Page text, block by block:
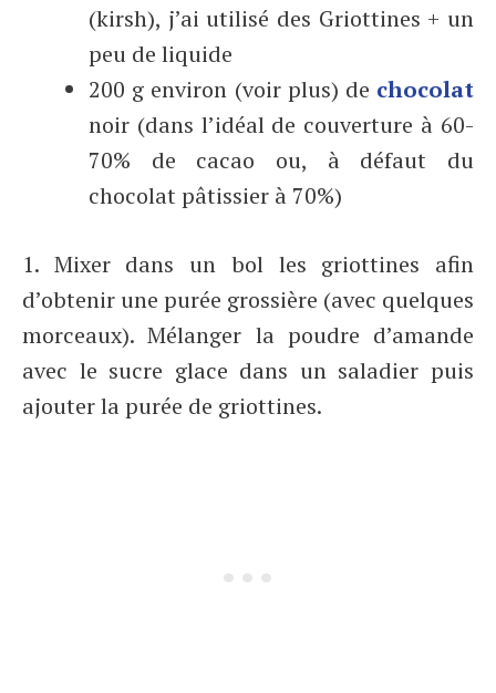
(kirsh), j’ai utilisé des Griottines + un
peu de liquide
200 g environ (voir plus) de chocolat
noir (dans l’idéal de couverture à 60-
70% de cacao ou, à défaut du
chocolat pâtissier à 70%)
1. Mixer dans un bol les griottines afin
d’obtenir une purée grossière (avec quelques
morceaux). Mélanger la poudre d’amande
avec le sucre glace dans un saladier puis
ajouter la purée de griottines.